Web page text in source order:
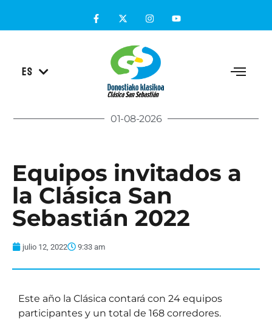
ES
EN
01-08-2026
Equipos invitados a
la Clásica San
Sebastián 2022
julio 12, 2022 9:33 am
Este año la Clásica contará con 24 equipos
participantes y un total de 168 corredores.